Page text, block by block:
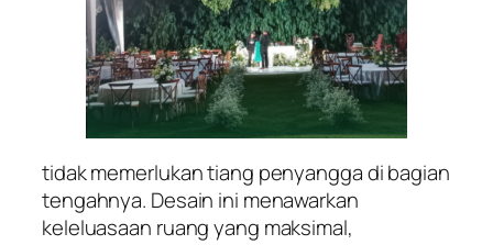
tidak memerlukan tiang penyangga di bagian
tengahnya. Desain ini menawarkan
keleluasaan ruang yang maksimal,